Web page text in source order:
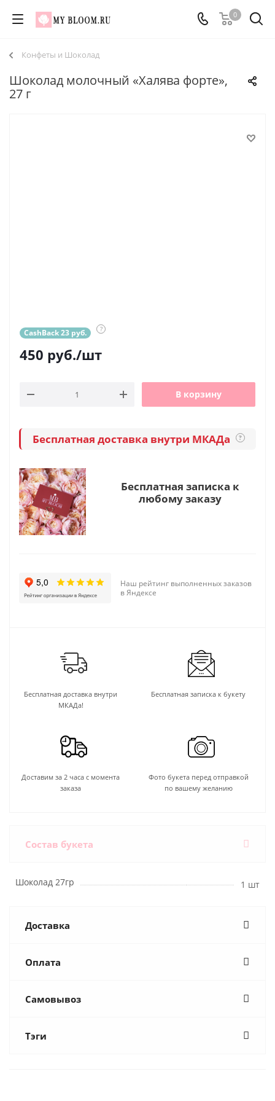
0
Конфеты и Шоколад
Шоколад молочный «Халява форте»,
27 г
CashBack 23 руб. ?
450 руб./шт
В корзину
Бесплатная доставка внутри МКАДа ?
Бесплатная записка к
любому заказу
Наш рейтинг выполненных заказов
в Яндексе
Бесплатная доставка внутри
МКАДа!
Бесплатная записка к букету
Доставим за 2 часа с момента
заказа
Фото букета перед отправкой
по вашему желанию
Состав букета
Шоколад 27гр 1 шт
Доставка
Оплата
Самовывоз
Тэги